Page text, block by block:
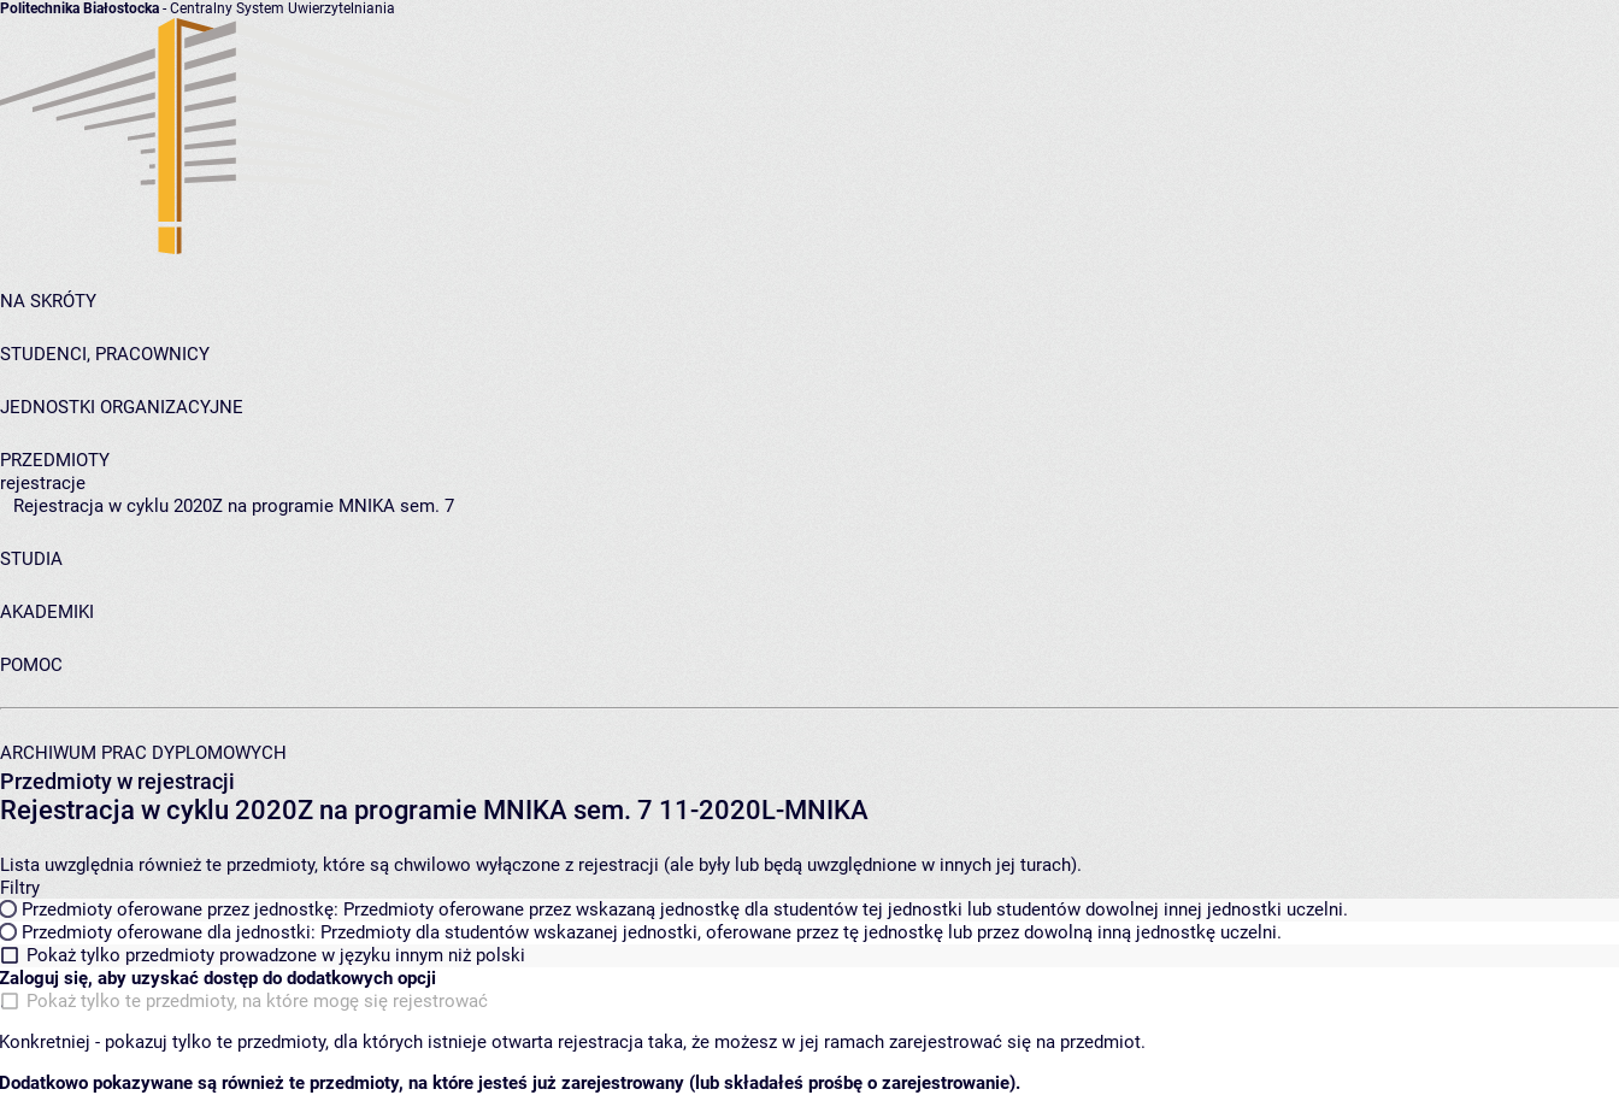
Politechnika Białostocka - Centralny System Uwierzytelniania
NA SKRÓTY
STUDENCI, PRACOWNICY
JEDNOSTKI ORGANIZACYJNE
PRZEDMIOTY
rejestracje
Rejestracja w cyklu 2020Z na programie MNIKA sem. 7
STUDIA
AKADEMIKI
POMOC
ARCHIWUM PRAC DYPLOMOWYCH
Przedmioty w rejestracji
Rejestracja w cyklu 2020Z na programie MNIKA sem. 7 11-2020L-MNIKA
Lista uwzględnia również te przedmioty, które są chwilowo wyłączone z rejestracji (ale były lub będą uwzględnione w innych jej turach).
Filtry
Przedmioty oferowane przez jednostkę: Przedmioty oferowane przez wskazaną jednostkę dla studentów tej jednostki lub studentów dowolnej innej jednostki uczelni.
Przedmioty oferowane dla jednostki: Przedmioty dla studentów wskazanej jednostki, oferowane przez tę jednostkę lub przez dowolną inną jednostkę uczelni.
Pokaż tylko przedmioty prowadzone w języku innym niż polski
Zaloguj się, aby uzyskać dostęp do dodatkowych opcji
Pokaż tylko te przedmioty, na które mogę się rejestrować
Konkretniej - pokazuj tylko te przedmioty, dla których istnieje otwarta rejestracja taka, że możesz w jej ramach zarejestrować się na przedmiot.
Dodatkowo pokazywane są również te przedmioty, na które jesteś już zarejestrowany (lub składałeś prośbę o zarejestrowanie).